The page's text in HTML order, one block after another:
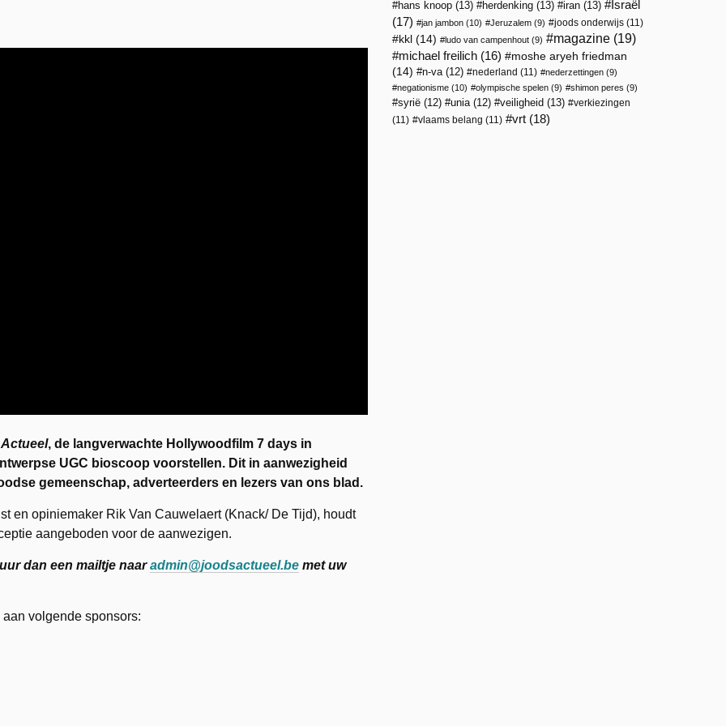
, de langverwachte Hollywoodfilm 7 days in
UGC bioscoop voorstellen. Dit in aanwezigheid
gemeenschap, adverteerders en lezers van ons blad.
en opiniemaker Rik Van Cauwelaert (Knack/ De Tijd), houdt
aangeboden voor de aanwezigen.
dan een mailtje naaradmin@joodsactueel.be met uw
aan volgende sponsors:
hans knoop (13) herdenking (13) iran (13)
Israël
(17)
jan jambon (10) Jeruzalem (9) joods onderwijs (11)
kkl (14) ludo van campenhout (9) magazine (19)
michael freilich (16)
moshe aryeh friedman
(14)
n-va(12) nederland (11) nederzettingen (9)
negationisme (10) olympische spelen (9) shimon peres (9)
syrië (12) unia(12) veiligheid (13)
verkiezingen
(11)
vlaams belang (11) vrt (18)